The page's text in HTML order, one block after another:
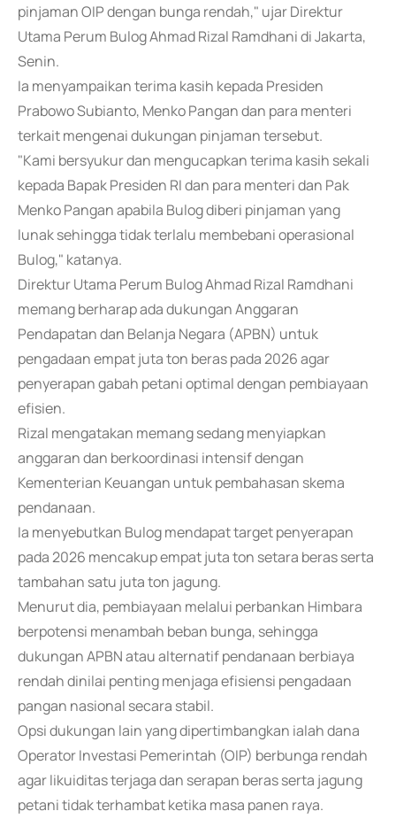
pinjaman OIP dengan bunga rendah," ujar Direktur
Utama Perum Bulog Ahmad Rizal Ramdhani di Jakarta,
Senin.
Ia menyampaikan terima kasih kepada Presiden
Prabowo Subianto, Menko Pangan dan para menteri
terkait mengenai dukungan pinjaman tersebut.
"Kami bersyukur dan mengucapkan terima kasih sekali
kepada Bapak Presiden RI dan para menteri dan Pak
Menko Pangan apabila Bulog diberi pinjaman yang
lunak sehingga tidak terlalu membebani operasional
Bulog," katanya.
Direktur Utama Perum Bulog Ahmad Rizal Ramdhani
memang berharap ada dukungan Anggaran
Pendapatan dan Belanja Negara (APBN) untuk
pengadaan empat juta ton beras pada 2026 agar
penyerapan gabah petani optimal dengan pembiayaan
efisien.
Rizal mengatakan memang sedang menyiapkan
anggaran dan berkoordinasi intensif dengan
Kementerian Keuangan untuk pembahasan skema
pendanaan.
Ia menyebutkan Bulog mendapat target penyerapan
pada 2026 mencakup empat juta ton setara beras serta
tambahan satu juta ton jagung.
Menurut dia, pembiayaan melalui perbankan Himbara
berpotensi menambah beban bunga, sehingga
dukungan APBN atau alternatif pendanaan berbiaya
rendah dinilai penting menjaga efisiensi pengadaan
pangan nasional secara stabil.
Opsi dukungan lain yang dipertimbangkan ialah dana
Operator Investasi Pemerintah (OIP) berbunga rendah
agar likuiditas terjaga dan serapan beras serta jagung
petani tidak terhambat ketika masa panen raya.